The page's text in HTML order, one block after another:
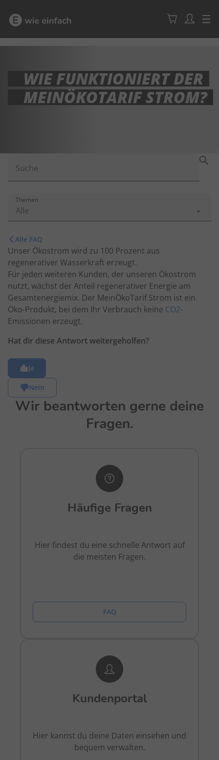
WIE FUNKTIONIERT DER
MEINÖKOTARIF STROM?
Suche
Alle
Themen
Alle FAQ
Unser Ökostrom wird zu 100 Prozent aus
regenerativer Wasserkraft erzeugt.
Für jeden weiteren Kunden, der unseren Ökostrom
nutzt, wächst der Anteil regenerativer Energie am
Gesamtenergiemix. Der MeinÖkoTarif Strom ist ein
Öko-Produkt, bei dem Ihr Verbrauch keine CO2-
Emissionen erzeugt.
Hat dir diese Antwort weitergeholfen?
Ja
Nein
Wir beantworten gerne deine
Fragen.
Häufige Fragen
Hier findest du eine schnelle Antwort auf
die meisten Fragen.
FAQ
Kundenportal
Hier kannst du deine Daten einsehen und
bequem verwalten.